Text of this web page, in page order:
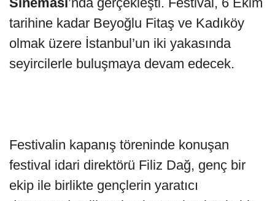
tarihine kadar Beyoğlu Fitaş ve Kadıköy
olmak üzere İstanbul’un iki yakasında
seyircilerle buluşmaya devam edecek.
Festivalin kapanış töreninde konuşan
festival idari direktörü Filiz Dağ, genç bir
ekip ile birlikte gençlerin yaratıcı